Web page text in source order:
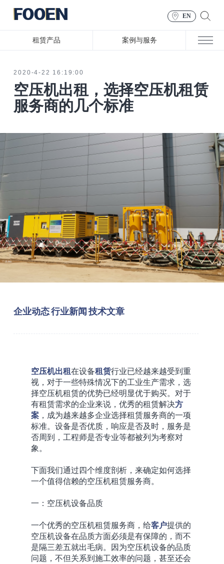
租赁产品 案例与服务
EN
2020-4-22 16:19:00
空压机出租，选择空压机租赁
服务商的几个标准
企业动态行业新闻 技术文章
空压机出租在设备租赁行业已经越来越受到重
视，对于一些特殊情况下的工业生产需求，选
择空压机租赁的优势已经明显优于购买。对于
有租赁需求的企业来说，优秀的租赁解决方
案 ，成为越来越多企业选择租赁服务商的一项
标准。设备是否优质，响应是否及时，服务是
否周到，工程师是否专业等都被列为考察对
象。
下面我们通过四个维度剖析，来确定如何选择
一个值得信赖的空压机租赁服务商。
一：空压机设备品质
一个优秀的空压机租赁服务商，给客户提供的
空压机设备在品质方面必须是有保障的，而不
是隔三差五就出毛病。因为空压机设备的品质
问题，不但关系到施工效率的问题，甚至还会